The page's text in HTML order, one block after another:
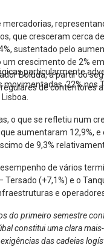
que cresceram cerca
sustentado pelo
crescimento de 2%
Boluda, a partir do
de contentores
particularmente
22% nos
o que se refletiu num
aumentaram 12,9%,
de 9,3%
de vários
(+7,1%) e o
e
do primeiro semestre
constitui uma clara
das cadeias